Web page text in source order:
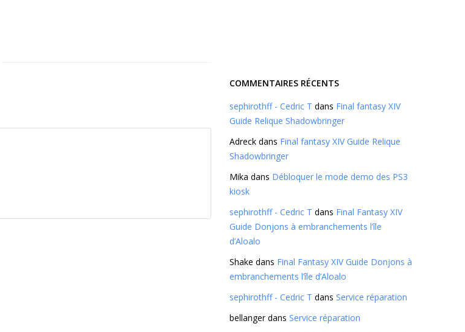
COMMENTAIRES RÉCENTS
sephirothff - Cedric T dans Final fantasy XIV
Guide Relique Shadowbringer
Adreck dans Final fantasy XIV Guide Relique
Shadowbringer
Mika dans Débloquer le mode demo des PS3
kiosk
sephirothff - Cedric T dans Final Fantasy XIV
Guide Donjons à embranchements l’île
d’Aloalo
Shake dans Final Fantasy XIV Guide Donjons à
embranchements l’île d’Aloalo
sephirothff - Cedric T dans Service réparation
bellangerdans Service réparation